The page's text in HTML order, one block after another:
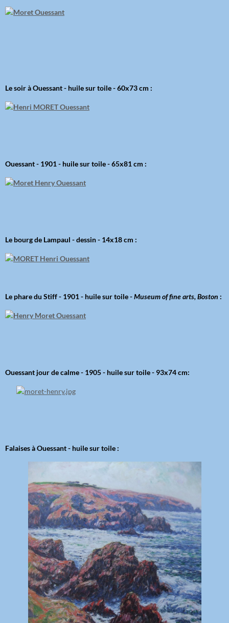
Le soir à Ouessant - huile sur toile - 60x73 cm :
Ouessant - 1901 - huile sur toile - 65x81 cm :
Le bourg de Lampaul - dessin - 14x18 cm :
Le phare du Stiff - 1901 - huile sur toile -Museum of fine arts, Boston :
Ouessant jour de calme - 1905 - huile sur toile - 93x74 cm:
Falaises à Ouessant - huile sur toile :